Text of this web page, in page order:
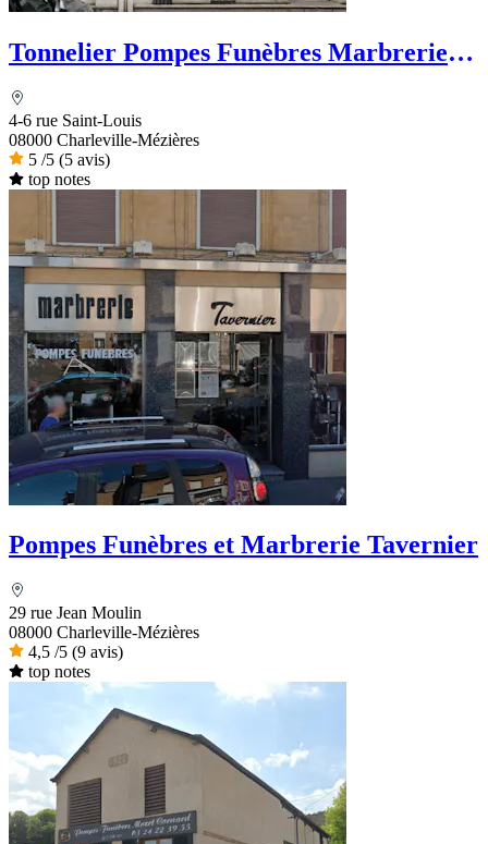
Tonnelier Pompes Funèbres Marbrerie
4-6 rue Saint-Louis
08000 Charleville-Mézières
5 /5 (5 avis)
top notes
Pompes Funèbres et Marbrerie Tavernier
29 rue Jean Moulin
08000 Charleville-Mézières
4,5 /5 (9 avis)
top notes